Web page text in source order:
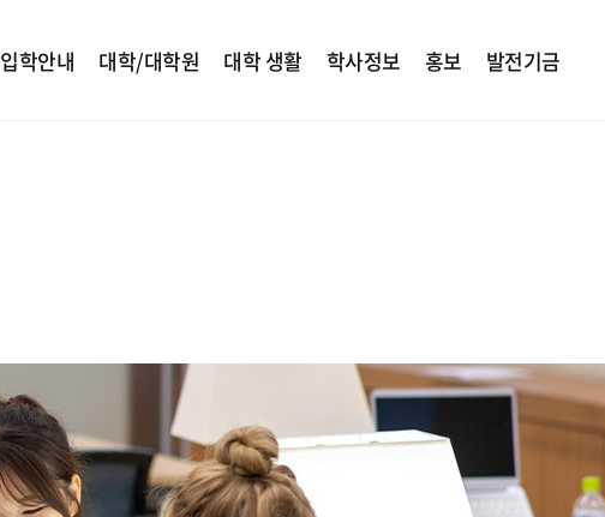
입학안내 대학/대학원 대학 생활 학사정보 홍보 발전기금